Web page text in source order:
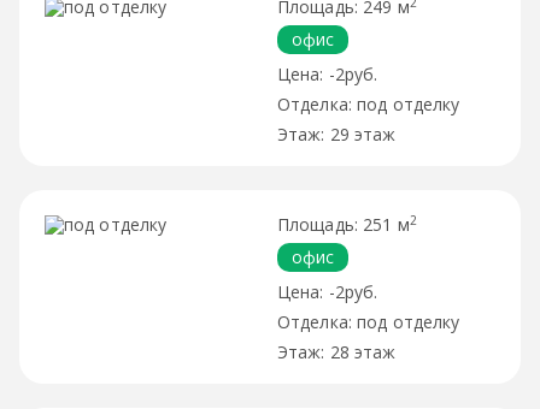
249 м
офис
-2руб.
под отделку
29 этаж
251 м2
офис
-2руб.
под отделку
28 этаж